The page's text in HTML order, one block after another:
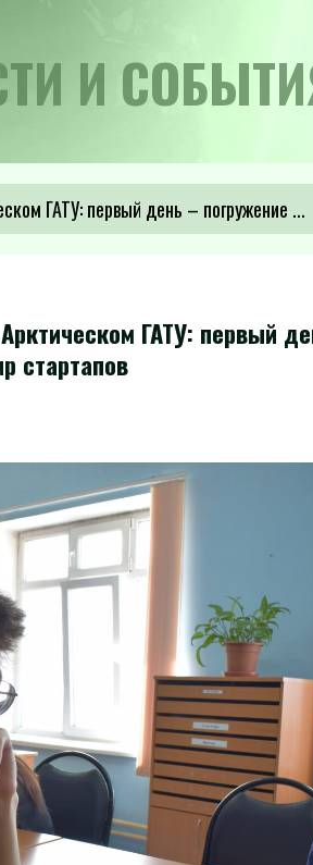
И
ГАТУ: первый день – погружение ...
ГАТУ: первый
стартапов